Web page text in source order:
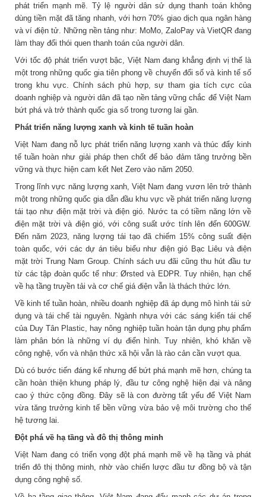
phát triển mạnh mẽ. Tỷ lệ người dân sử dụng thanh toán không
dùng tiền mặt đã tăng nhanh, với hơn 70% giao dịch qua ngân hàng
và ví điện tử. Những nền tảng như: MoMo, ZaloPay và VietQR đang
làm thay đổi thói quen thanh toán của người dân.
Với tốc độ phát triển vượt bậc, Việt Nam đang khẳng định vị thế là
một trong những quốc gia tiên phong về chuyển đổi số và kinh tế số
trong khu vực. Chính sách phù hợp, sự tham gia tích cực của
doanh nghiệp và người dân đã tạo nền tảng vững chắc để Việt Nam
bứt phá và trở thành quốc gia số trong tương lai gần.
Phát triển năng lượng xanh và kinh tế tuần hoàn
Việt Nam đang nỗ lực phát triển năng lượng xanh và thúc đẩy kinh
tế tuần hoàn như giải pháp then chốt để bảo đảm tăng trưởng bền
vững và thực hiện cam kết Net Zero vào năm 2050.
Trong lĩnh vực năng lượng xanh, Việt Nam đang vươn lên trở thành
một trong những quốc gia dẫn đầu khu vực về phát triển năng lượng
tái tạo như điện mặt trời và điện gió. Nước ta có tiềm năng lớn về
điện mặt trời và điện gió, với công suất ước tính lên đến 600GW.
Đến năm 2023, năng lượng tái tạo đã chiếm 15% công suất điện
toàn quốc, với các dự án tiêu biểu như điện gió Bạc Liêu và điện
mặt trời Trung Nam Group. Chính sách ưu đãi cũng thu hút đầu tư
từ các tập đoàn quốc tế như: Ørsted và EDPR. Tuy nhiên, hạn chế
về hạ tầng truyền tải và cơ chế giá điện vẫn là thách thức lớn.
Về kinh tế tuần hoàn, nhiều doanh nghiệp đã áp dụng mô hình tái sử
dụng và tái chế tài nguyên. Ngành nhựa với các sáng kiến tái chế
của Duy Tân Plastic, hay nông nghiệp tuần hoàn tận dụng phụ phẩm
làm phân bón là những ví dụ điển hình. Tuy nhiên, khó khăn về
công nghệ, vốn và nhận thức xã hội vẫn là rào cản cần vượt qua.
Dù có bước tiến đáng kể nhưng để bứt phá mạnh mẽ hơn, chúng ta
cần hoàn thiện khung pháp lý, đầu tư công nghệ hiện đại và nâng
cao ý thức cộng đồng. Đây sẽ là con đường tất yếu để Việt Nam
vừa tăng trưởng kinh tế bền vững vừa bảo vệ môi trường cho thế
hệ tương lai.
Đột phá về hạ tầng và đô thị thông minh
Việt Nam đang có triển vọng đột phá mạnh mẽ về hạ tầng và phát
triển đô thị thông minh, nhờ vào chiến lược đầu tư đồng bộ và tận
dụng công nghệ số.